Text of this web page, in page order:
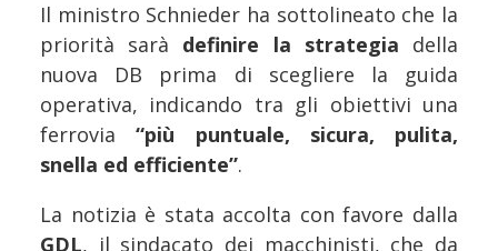
Il ministro Schnieder ha sottolineato che la
priorità sarà definire la strategia della
nuova DB prima di scegliere la guida
operativa, indicando tra gli obiettivi una
ferrovia“più puntuale, sicura, pulita,
snella ed efficiente”.
La notizia è stata accolta con favore dalla
GDL, il sindacato dei macchinisti, che da